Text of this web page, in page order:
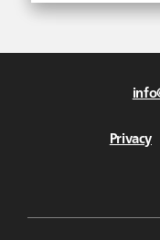
Privacy